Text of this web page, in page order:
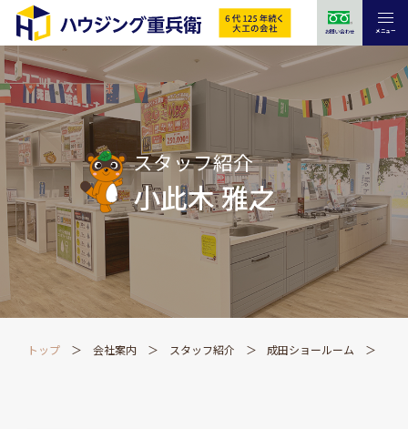
お問い合わせ メニュー
スタッフ紹介
小此木 雅之
トップ 会社案内 スタッフ紹介 成田ショールーム